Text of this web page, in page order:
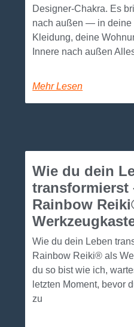
Designer-Chakra. Es
nach außen — in deine
Kleidung, deine
Innere nach außen
Mehr Lesen
Wie du dein
transformierst
Rainbow
Wie du dein Leben
Rainbow Reiki® als
du so bist wie ich,
letzten Moment, bevor
zu